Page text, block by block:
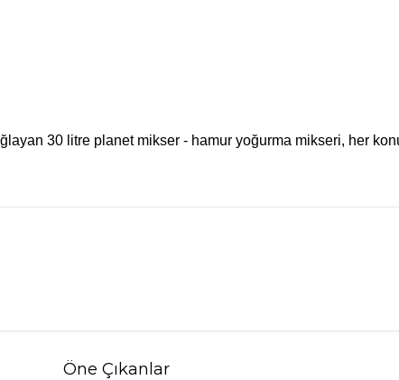
30 litre planet mikser - hamur yoğurma mikseri, her
Öne Çıkanlar